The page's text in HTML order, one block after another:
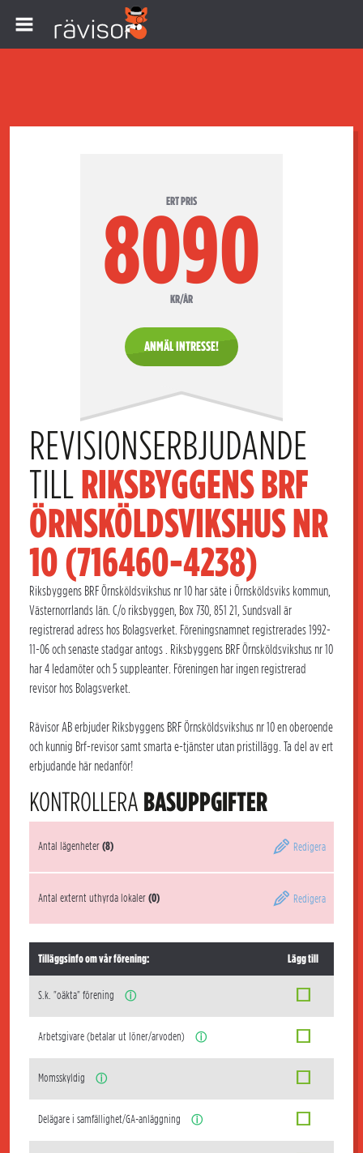
ERT PRIS
8090
KR/ÅR
ANMÄL INTRESSE!
REVISIONSERBJUDANDE
TILL RIKSBYGGENS BRF
ÖRNSKÖLDSVIKSHUS NR
10 (716460-4238)
Riksbyggens BRF Örnsköldsvikshus nr 10 har säte i Örnsköldsviks kommun,
Västernorrlands län. C/o riksbyggen, Box 730, 851 21, Sundsvall är
registrerad adress hos Bolagsverket. Föreningsnamnet registrerades 1992-
11-06 och senaste stadgar antogs . Riksbyggens BRF Örnsköldsvikshus nr 10
har 4 ledamöter och 5 suppleanter. Föreningen har ingen registrerad
revisor hos Bolagsverket.
Rävisor AB erbjuder Riksbyggens BRF Örnsköldsvikshus nr 10 en oberoende
och kunnig Brf-revisor samt smarta e-tjänster utan pristillägg. Ta del av ert
erbjudande här nedanför!
KONTROLLERA BASUPPGIFTER
Antal lägenheter(8) Redigera
Antal externt uthyrda lokaler(0) Redigera
Tilläggsinfo om vår förening: Lägg till
S.k. "oäkta" förening ⓘ
Arbetsgivare (betalar ut löner/arvoden) ⓘ
Momsskyldig ⓘ
Delägare i samfällighet/GA-anläggning ⓘ